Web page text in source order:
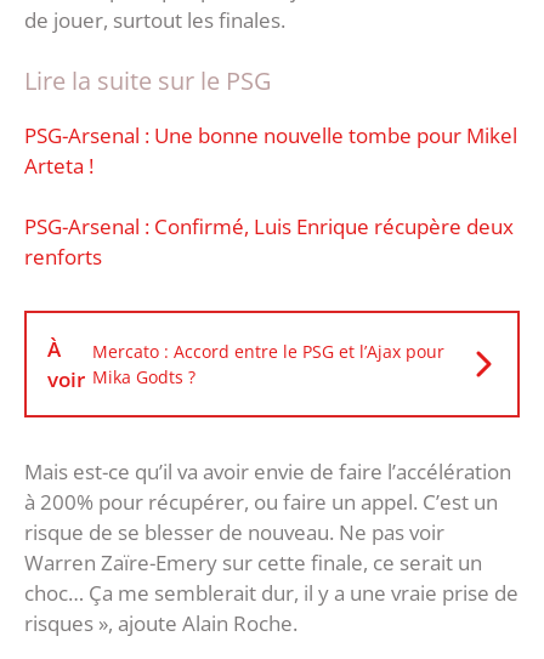
de jouer, surtout les finales.
Lire la suite sur le PSG
PSG-Arsenal : Une bonne nouvelle tombe pour Mikel
Arteta !
PSG-Arsenal : Confirmé, Luis Enrique récupère deux
renforts
À
voir
Mercato : Accord entre le PSG et l’Ajax pour
Mika Godts ?
Mais est-ce qu’il va avoir envie de faire l’accélération
à 200% pour récupérer, ou faire un appel. C’est un
risque de se blesser de nouveau. Ne pas voir
Warren Zaïre-Emery sur cette finale, ce serait un
choc… Ça me semblerait dur, il y a une vraie prise de
risques », ajoute Alain Roche.